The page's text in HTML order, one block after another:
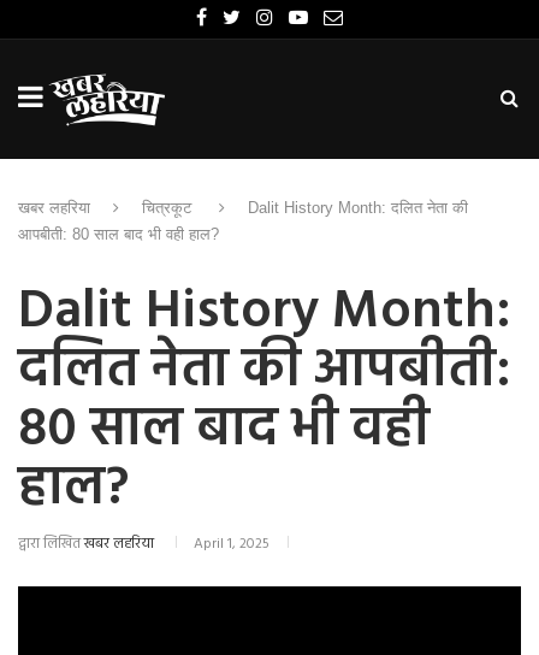
खबर लहरिया चित्रकूट
Dalit History Month: दलित नेता की
आपबीती: 80 साल बाद भी वही हाल?
Dalit History Month:
दलित नेता की आपबीती:
80 साल बाद भी वही
हाल?
द्वारा लिखितखबर लहरिया April 1, 2025